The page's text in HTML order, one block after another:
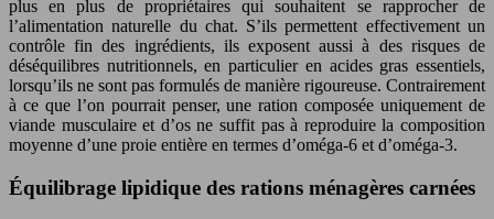
plus en plus de propriétaires qui souhaitent se rapprocher de
l’alimentation naturelle du chat. S’ils permettent effectivement un
contrôle fin des ingrédients, ils exposent aussi à des risques de
déséquilibres nutritionnels, en particulier en acides gras essentiels,
lorsqu’ils ne sont pas formulés de manière rigoureuse. Contrairement
à ce que l’on pourrait penser, une ration composée uniquement de
viande musculaire et d’os ne suffit pas à reproduire la composition
moyenne d’une proie entière en termes d’oméga-6 et d’oméga-3.
Équilibrage lipidique des rations ménagères carnées